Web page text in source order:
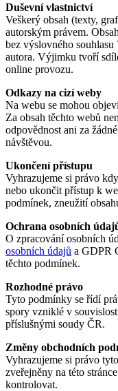
Duševní vlastnictví
Veškerý obsah (texty,
autorským právem.
bez výslovného
autora. Výjimku tvoří
online provozu.
Odkazy na cizí weby
Na webu se mohou
Za obsah těchto webů
odpovědnost ani za
návštěvou.
Ukončení přístupu
Vyhrazujeme si právo
nebo ukončit přístup k
podmínek, zneužití
Ochrana osobních
O zpracování osobních
osobních údajů a GDPR
těchto podmínek.
Rozhodné právo
Tyto podmínky se řídí
spory vzniklé v
příslušnými soudy ČR.
Změny obchodních
Vyhrazujeme si právo
zveřejněny na této
kontrolovat.